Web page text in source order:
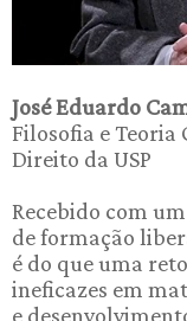
José Eduardo
Filosofia e Teoria
Direito da USP
Recebido com
de formação
é do que uma
ineficazes em
e